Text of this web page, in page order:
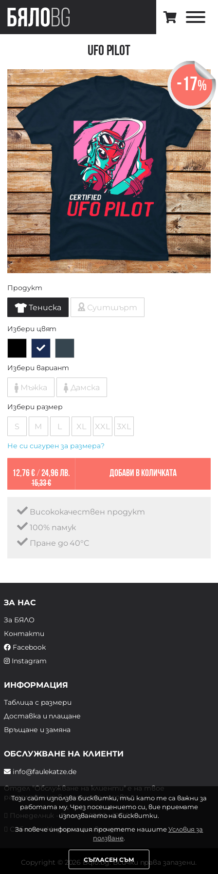
Ufo Pilot
-17%
Продукт
Тениска Суитшърт
Избери цвят
Избери вариант
Мъжка Дамска
Избери размер
S M L XL XXL 3XL
Не си сигурен за размера?
12,76 €/ 24,96 лв.
15,33 €
Добави в количката
Висококачествен продукт
100% памук
Пране до 40°C
ЗА НАС
За БЯЛО
Контакти
Facebook
Instagram
ИНФОРМАЦИЯ
Таблица с размери
Доставка и плащане
Връщане и замяна
ОБСЛУЖВАНЕ НА КЛИЕНТИ
info@faulekatze.de
Отдел "Обслужване на клиенти" е на твое
разположение в следните часове:
Понеделник - Петък: 10:00 - 19:00 ч.
Събота и Неделя: почивен ден
Copyright © 2026 Bqlo.bg. Всички права запазени.
Този сайт използва бисквитки, тъй като те са важни за
работата му. Чрез посещението си, вие приемате
използването на бисквитки.
За повече информация прочетете нашитеУсловия за
ползване.
СЪГЛАСЕН СЪМ